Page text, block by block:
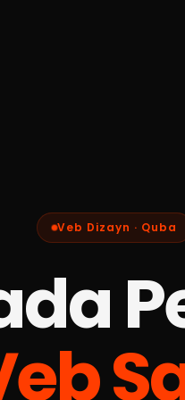
Veb Dizayn · Quba